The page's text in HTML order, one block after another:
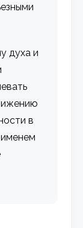
духа и
в